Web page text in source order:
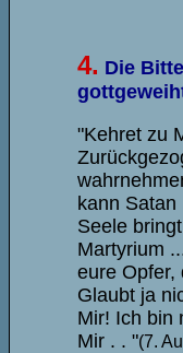
4. Die
"Kehret zu
kann Satan
Seele
Martyrium
eure Opfer,
Glaubt ja
Mir! Ich bin
Mir . . "(7.